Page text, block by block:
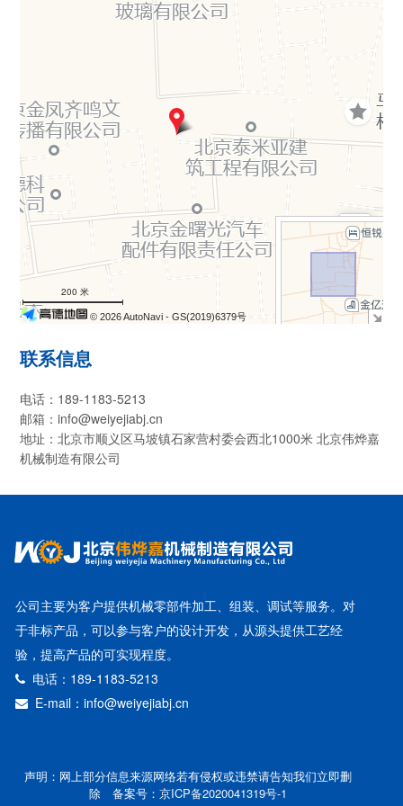
+
−
200 米
© 2026 AutoNavi- GS(2019)6379号
联系信息
电话：189-1183-5213
邮箱：info@weiyejiabj.cn
地址：北京市顺义区马坡镇石家营村委会西北1000米 北京伟烨嘉
机械制造有限公司
公司主要为客户提供机械零部件加工、组装、调试等服务。对
于非标产品，可以参与客户的设计开发，从源头提供工艺经
验，提高产品的可实现程度。
电话：189-1183-5213
E-mail：info@weiyejiabj.cn
声明：网上部分信息来源网络若有侵权或违禁请告知我们立即删
除 备案号： 京ICP备2020041319号-1